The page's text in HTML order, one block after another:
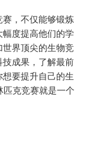
，不仅能够锻炼
度提高他们的学
界顶尖的生物竞
成果，了解最前
要提升自己的生
克竞赛就是一个